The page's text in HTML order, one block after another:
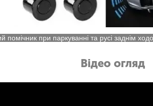
помічник при паркуванні та русі заднім
Відео огляд